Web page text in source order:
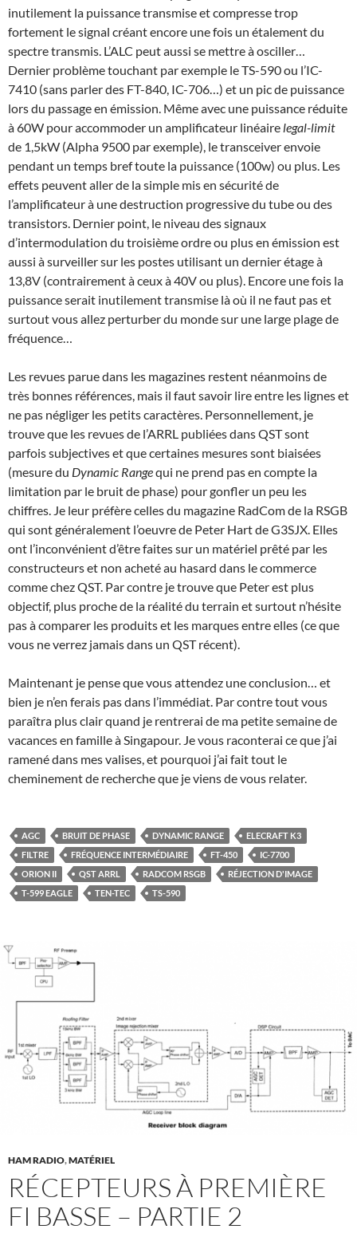
inutilement la puissance transmise et compresse trop
fortement le signal créant encore une fois un étalement du
spectre transmis. L’ALC peut aussi se mettre à osciller…
Dernier problème touchant par exemple le TS-590 ou l’IC-
7410 (sans parler des FT-840, IC-706…) et un pic de puissance
lors du passage en émission. Même avec une puissance réduite
à 60W pour accommoder un amplificateur linéaire legal-limit
de 1,5kW (Alpha 9500 par exemple), le transceiver envoie
pendant un temps bref toute la puissance (100w) ou plus. Les
effets peuvent aller de la simple mis en sécurité de
l’amplificateur à une destruction progressive du tube ou des
transistors. Dernier point, le niveau des signaux
d’intermodulation du troisième ordre ou plus en émission est
aussi à surveiller sur les postes utilisant un dernier étage à
13,8V (contrairement à ceux à 40V ou plus). Encore une fois la
puissance serait inutilement transmise là où il ne faut pas et
surtout vous allez perturber du monde sur une large plage de
fréquence…
Les revues parue dans les magazines restent néanmoins de
très bonnes références, mais il faut savoir lire entre les lignes et
ne pas négliger les petits caractères. Personnellement, je
trouve que les revues de l’ARRL publiées dans QST sont
parfois subjectives et que certaines mesures sont biaisées
(mesure du Dynamic Rangequi ne prend pas en compte la
limitation par le bruit de phase) pour gonfler un peu les
chiffres. Je leur préfère celles du magazine RadCom de la RSGB
qui sont généralement l’oeuvre de Peter Hart de G3SJX. Elles
ont l’inconvénient d’être faites sur un matériel prêté par les
constructeurs et non acheté au hasard dans le commerce
comme chez QST. Par contre je trouve que Peter est plus
objectif, plus proche de la réalité du terrain et surtout n’hésite
pas à comparer les produits et les marques entre elles (ce que
vous ne verrez jamais dans un QST récent).
Maintenant je pense que vous attendez une conclusion… et
bien je n’en ferais pas dans l’immédiat. Par contre tout vous
paraîtra plus clair quand je rentrerai de ma petite semaine de
vacances en famille à Singapour. Je vous raconterai ce que j’ai
ramené dans mes valises, et pourquoi j’ai fait tout le
cheminement de recherche que je viens de vous relater.
AGC BRUIT DE PHASE DYNAMIC RANGE
ELECRAFT K3
FILTRE
FRÉQUENCE INTERMÉDIAIRE FT-450
IC-7700
ORION II
QST ARRL RADCOM RSGB
RÉJECTION D'IMAGE
T-599 EAGLE
TEN-TEC TS-590
HAM RADIO,MATÉRIEL
RÉCEPTEURS À PREMIÈRE
FI BASSE – PARTIE 2